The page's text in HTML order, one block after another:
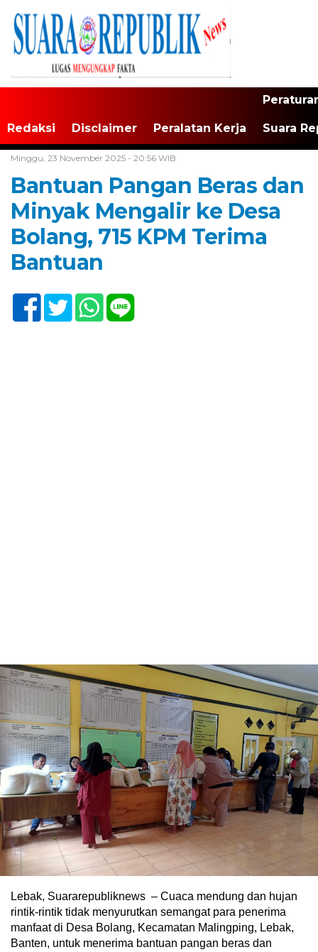
Redaksi Disclaimer Peralatan Kerja Suara
Minggu, 23 November 2025 - 20:56 WIB
Bantuan Pangan Beras dan
Minyak Mengalir ke Desa
Bolang, 715 KPM Terima
Bantuan
Lebak, Suararepubliknews – Cuaca mendung dan hujan
rintik-rintik tidak menyurutkan semangat para penerima
manfaat di Desa Bolang, Kecamatan Malingping, Lebak,
Banten, untuk menerima bantuan pangan beras dan